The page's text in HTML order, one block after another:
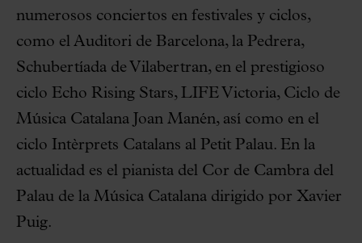
numerosos conciertos en festivales y ciclos,
como el Auditori de Barcelona, la Pedrera,
Schubertíada de Vilabertran, en el prestigioso
ciclo Echo Rising Stars, LIFE Victoria, Ciclo de
Música Catalana Joan Manén, así como en el
ciclo Intèrprets Catalans al Petit Palau. En la
actualidad es el pianista del Cor de Cambra del
Palau de la Música Catalana dirigido por Xavier
Puig.